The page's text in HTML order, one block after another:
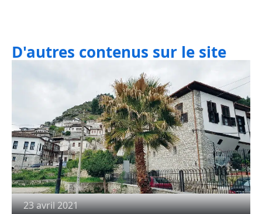
D'autres contenus sur le site
23 avril 2021